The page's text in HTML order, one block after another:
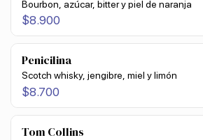
Bourbon, azúcar, bitter y piel de naranja
$8.900
Penicilina
Scotch whisky, jengibre, miel y limón
$8.700
Tom Collins